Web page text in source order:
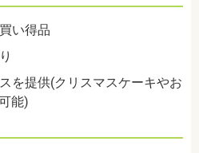
い得品
を提供(クリスマスケーキやお
能)